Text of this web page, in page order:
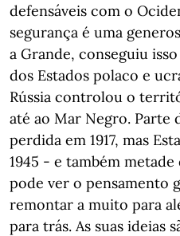
defensáveis ​​com o
segurança é uma
a Grande, conseguiu
dos Estados polaco e
Rússia controlou o
até ao Mar Negro. Parte
perdida em 1917, mas
1945 - e também metade
pode ver o pensamento
remontar a muito para
para trás. As suas ideias